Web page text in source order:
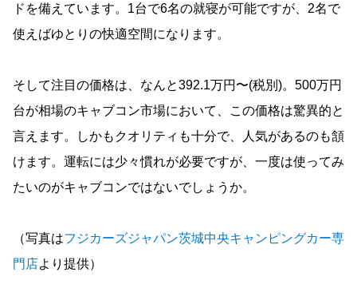
ドを備えています。1台で6名の就寝が可能ですが、2名で
使えばゆとりの快適空間になります。
そして注目の価格は、なんと392.1万円〜(税別)。500万円
台が相場のキャブコン市場において、この価格は驚異的と
言えます。しかもクオリティも十分で、人気があるのも頷
けます。運転には少々慣れが必要ですが、一度は使ってみ
たいのがキャブコンではないでしょうか。
（写真はフジカーズジャパン茨城中央キャンピングカー専
門店より提供）